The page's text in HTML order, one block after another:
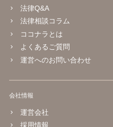
法律Q&A
法律相談コラム
ココナラとは
よくあるご質問
運営へのお問い合わせ
会社情報
運営会社
採用情報